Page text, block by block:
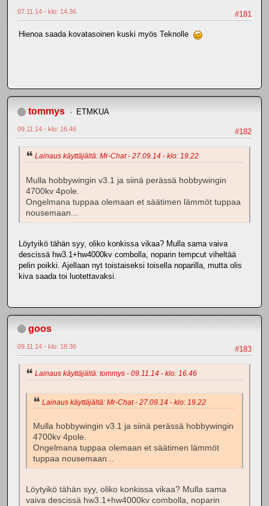
#181
07.11.14 - klo: 14.36
Hienoa saada kovatasoinen kuski myös Teknolle
tommys ETMKUA
#182
09.11.14 - klo: 16.46
Lainaus käyttäjältä: Mr-Chat - 27.09.14 - klo: 19.22
Mulla hobbywingin v3.1 ja siinä perässä hobbywingin
4700kv 4pole.
Ongelmana tuppaa olemaan et säätimen lämmöt tuppaa
nousemaan...
Löytyikö tähän syy, oliko konkissa vikaa? Mulla sama vaiva
descissä hw3.1+hw4000kv combolla, noparin tempcut viheltää
pelin poikki. Ajellaan nyt toistaiseksi toisella noparilla, mutta olis
kiva saada toi luotettavaksi.
goos
#183
09.11.14 - klo: 18.36
Lainaus käyttäjältä: tommys - 09.11.14 - klo: 16.46
Lainaus käyttäjältä: Mr-Chat - 27.09.14 - klo: 19.22
Mulla hobbywingin v3.1 ja siinä perässä hobbywingin
4700kv 4pole.
Ongelmana tuppaa olemaan et säätimen lämmöt
tuppaa nousemaan...
Löytyikö tähän syy, oliko konkissa vikaa? Mulla sama
vaiva descissä hw3.1+hw4000kv combolla, noparin